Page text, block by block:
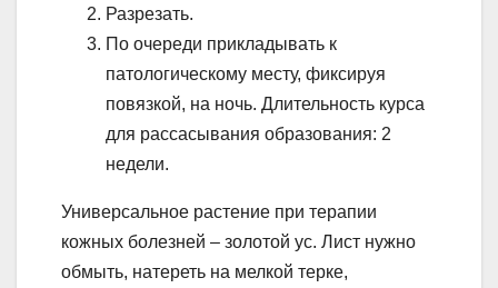
Разрезать.
По очереди прикладывать к
патологическому месту, фиксируя
повязкой, на ночь. Длительность курса
для рассасывания образования: 2
недели.
Универсальное растение при терапии
кожных болезней – золотой ус. Лист нужно
обмыть, натереть на мелкой терке,